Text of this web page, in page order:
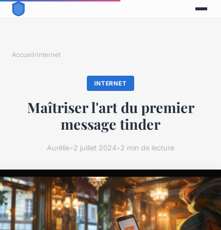
Accueil›Internet
INTERNET
Maîtriser l'art du premier
message tinder
Aurélie•2 juillet 2024•2 min de lecture